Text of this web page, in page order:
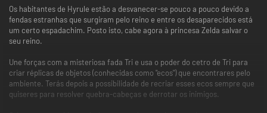
Os habitantes de Hyrule estão a desvanecer-se pouco a pouco devido a
fendas estranhas que surgiram pelo reino e entre os desaparecidos está
um certo espadachim. Posto isto, cabe agora à princesa Zelda salvar o
seu reino.
Une forças com a misteriosa fada Tri e usa o poder do cetro de Tri para
criar réplicas de objetos (conhecidas como "ecos") que encontrares pelo
ambiente. Terás depois a possibilidade de recriar esses ecos sempre que
quiseres para resolver quebra-cabeças e derrotar os inimigos.